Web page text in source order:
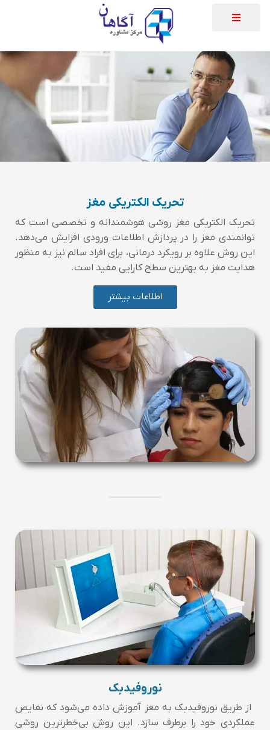
است.
تحریک الکتریکی مغز
تحریک الکتریکی مغز روشی هوشمندانه و تخصصی است که
توانمندی مغز را در پردازش اطلاعات ورودی افزایش می‌دهد.
این روش علاوه بر رویکرد درمانی، برای افراد سالم نیز به منظور
هدایت مغز به بهترین سطح کارایی مفید است.
اطلاعات بیشتر
نوروفیدبک
از طریق نوروفیدبک به مغز آموزش داده می‌شود که نقایص
عملکردی خود را برطرف سازد. این روش بی‌خطرترین روشی